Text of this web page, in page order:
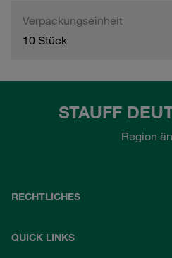
Verpackungseinheit
10 Stück
STAUFF
Region
RECHTLICHES
QUICK LINKS